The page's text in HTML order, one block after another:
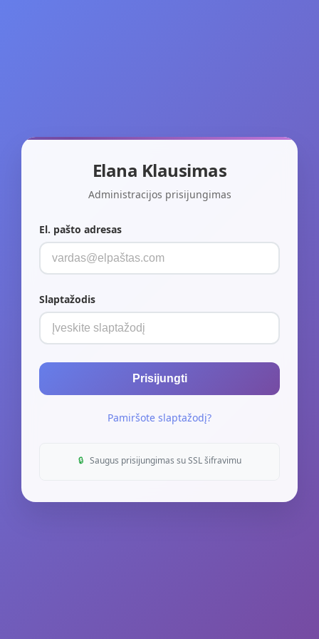
Elana Klausimas
Administracijos prisijungimas
El. pašto adresas
Slaptažodis
Prisijungti
Pamiršote slaptažodį?
🔒 Saugus prisijungimas su SSL šifravimu